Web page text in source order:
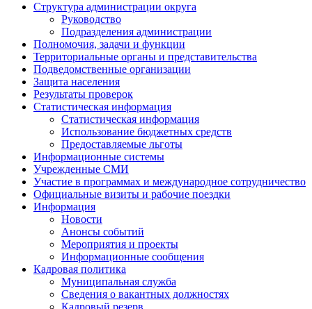
Структура администрации округа
Руководство
Подразделения администрации
Полномочия, задачи и функции
Территориальные органы и представительства
Подведомственные организации
Защита населения
Результаты проверок
Статистическая информация
Статистическая информация
Использование бюджетных средств
Предоставляемые льготы
Информационные системы
Учрежденные СМИ
Участие в программах и международное сотрудничество
Официальные визиты и рабочие поездки
Информация
Новости
Анонсы событий
Мероприятия и проекты
Информационные сообщения
Кадровая политика
Муниципальная служба
Сведения о вакантных должностях